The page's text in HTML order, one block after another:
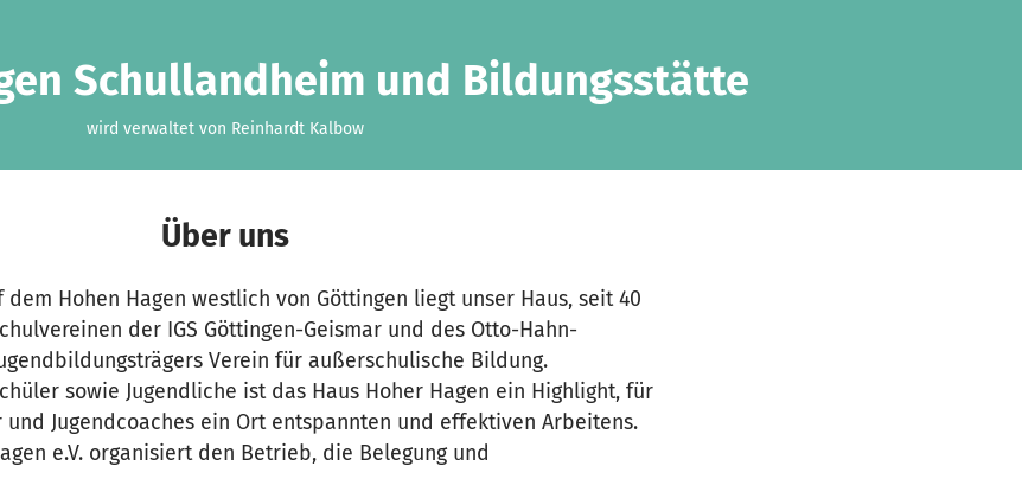
Schullandheim und Bildungsstätte
wird verwaltet von Reinhardt Kalbow
Über uns
Hohen Hagen westlich von Göttingen liegt unser Haus, seit 40
der IGS Göttingen-Geismar und des Otto-Hahn-
Verein für außerschulische Bildung.
sowie Jugendliche ist das Haus Hoher Hagen ein Highlight, für
Jugendcoaches ein Ort entspannten und effektiven Arbeitens.
e.V. organisiert den Betrieb, die Belegung und